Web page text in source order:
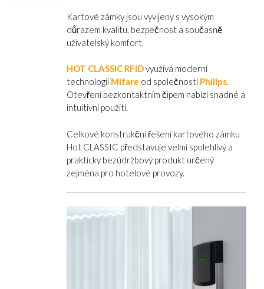
Kartové zámky jsou vyvíjeny s vysokým
důrazem kvalitu, bezpečnost a současně
uživatelský komfort.
HOT CLASSIC RFIDvyužívá moderní
technologii Mifare od společnosti Philips.
Otevření bezkontaktním čipem nabízí snadné a
intuitivní použití.
Celkové konstrukční řešení kartového zámku
Hot CLASSIC představuje velmi spolehlivý a
prakticky bezúdržbový produkt určený
zejména pro hotelové provozy.